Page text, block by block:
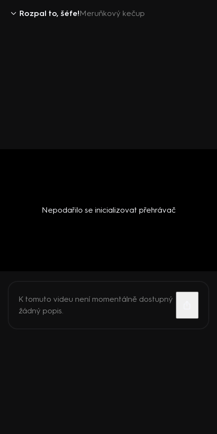
Rozpal to, šéfe!Meruňkový kečup
Nepodařilo se inicializovat přehrávač
K tomuto videu není momentálně dostupný
žádný popis.